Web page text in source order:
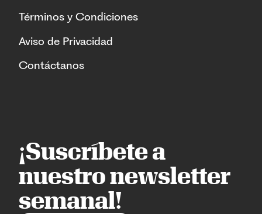
Términos y Condiciones
Aviso de Privacidad
Contáctanos
¡Suscríbete a
nuestro newsletter
semanal!